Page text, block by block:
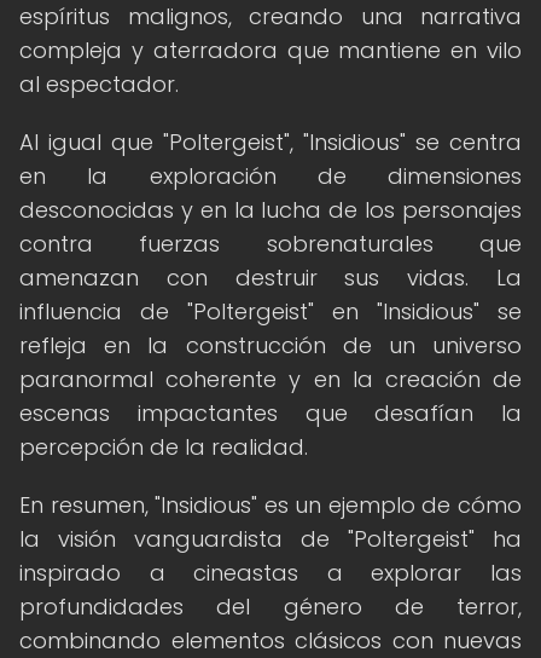
espíritus malignos, creando una narrativa
compleja y aterradora que mantiene en vilo
al espectador.
Al igual que "Poltergeist", "Insidious" se centra
en la exploración de dimensiones
desconocidas y en la lucha de los personajes
contra fuerzas sobrenaturales que
amenazan con destruir sus vidas. La
influencia de "Poltergeist" en "Insidious" se
refleja en la construcción de un universo
paranormal coherente y en la creación de
escenas impactantes que desafían la
percepción de la realidad.
En resumen, "Insidious" es un ejemplo de cómo
la visión vanguardista de "Poltergeist" ha
inspirado a cineastas a explorar las
profundidades del género de terror,
combinando elementos clásicos con nuevas